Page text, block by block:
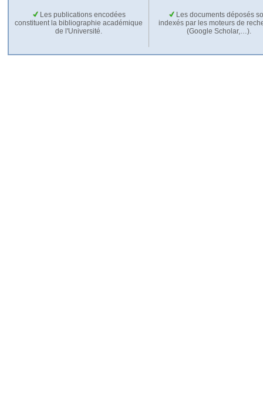
Les publications encodées
constituent la bibliographie académique
de l'Université.
Les documents déposés
indexés par les moteurs de
(Google Scholar,…).